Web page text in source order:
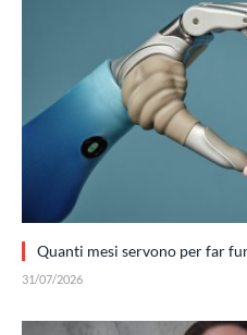
Quanti mesi servono per far
31/07/2026